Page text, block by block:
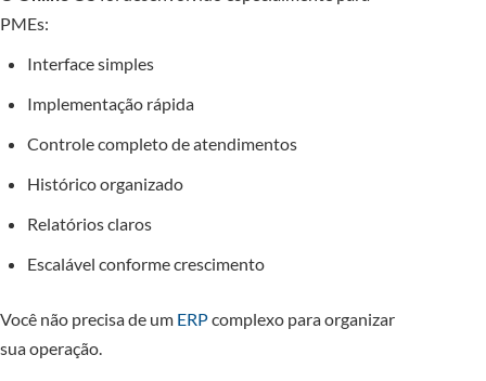
PMEs:
Interface simples
Implementação rápida
Controle completo de atendimentos
Histórico organizado
Relatórios claros
Escalável conforme crescimento
Você não precisa de um ERPcomplexo para organizar
sua operação.